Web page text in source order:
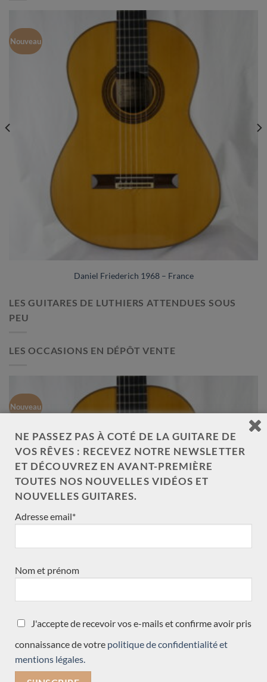
Nouveau
Daniel Friederich 1968 – France
LES GUITARES DE LUTHIERS ATTENDUES SOUS
PEU
LES OCCASIONS EN DÉPÔT VENTE
Nouveau
Daniel Friederich 1968 – France
LES DERNIERS ARTICLES
NE PASSEZ PAS À COTÉ DE LA GUITARE DE
VOS RÊVES : RECEVEZ NOTRE NEWSLETTER
ET DÉCOUVREZ EN AVANT-PREMIÈRE
TOUTES NOS NOUVELLES VIDÉOS ET
NOUVELLES GUITARES.
Adresse email*
Nom et prénom
J'accepte de recevoir vos e-mails et confirme avoir pris
connaissance de votre politique de confidentialité et
mentions légales.